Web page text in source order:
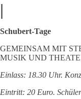
|
Schubert-Tage
GEMEINSAM MIT
MUSIK UND
Einlass: 18.30 Uhr.
Eintritt: 20 Euro.